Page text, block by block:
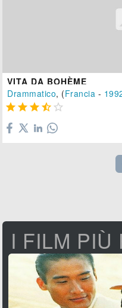
VITA DA BOHÈME
Drammatico, (Francia -
    
I FILM PIÙ